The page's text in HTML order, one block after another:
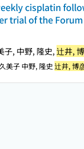
cisplatin
trial of the
子, 中野, 隆史,辻井,
美子 中野, 隆史辻井, 博